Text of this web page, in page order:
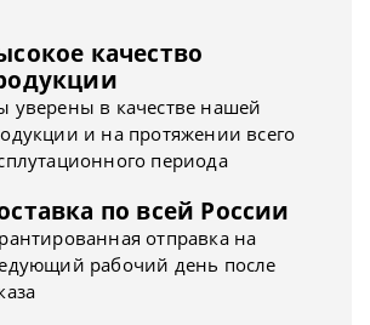
качество
уверены в качестве нашей
и на протяжении всего
периода
по всей России
отправка на
рабочий день после